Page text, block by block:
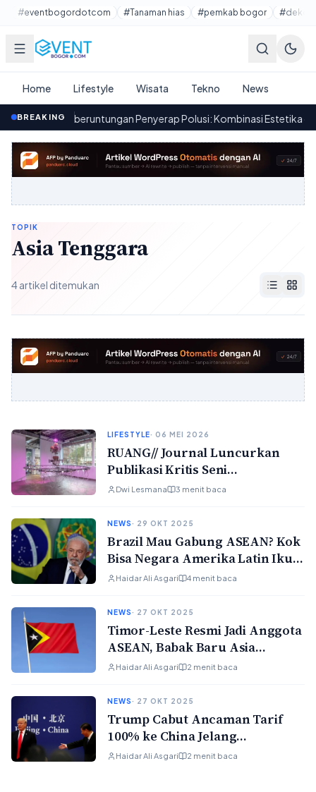
Lewati ke konten utama
#eventbogordotcom #Tanaman hias #pemkab bogor
Home Lifestyle Wisata Tekno News
BREAKINGKeberuntungan Penyerap Polusi: Kombinasi Estetika dan
TOPIK
Asia Tenggara
4 artikel ditemukan
LIFESTYLE· 06 MEI 2026
RUANG// Journal Luncurkan
Publikasi Kritis Seni
Kontemporer Asia Tenggara
Dwi Lesmana 3 menit baca
NEWS· 29 OKT 2025
Brazil Mau Gabung ASEAN? Kok
Bisa Negara Amerika Latin Ikut
Masuk?
Haidar Ali Asgari 4 menit baca
NEWS· 27 OKT 2025
Timor-Leste Resmi Jadi Anggota
ASEAN, Babak Baru Asia
Tenggara Dimulai
Haidar Ali Asgari 2 menit baca
NEWS· 27 OKT 2025
Trump Cabut Ancaman Tarif
100% ke China Jelang
Pertemuan dengan Xi Jinping
Haidar Ali Asgari 2 menit baca